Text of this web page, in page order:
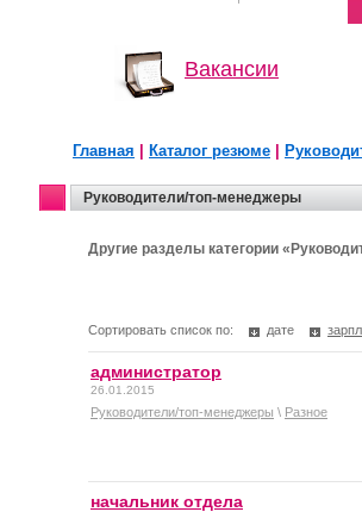
Вакансии
Главная Каталог резюме
Руководители/топ-менеджеры
Другие разделы категории
Сортировать список по: дате
администратор
26.01.2015
Руководители/топ-менеджеры \ Разное
начальник отдела